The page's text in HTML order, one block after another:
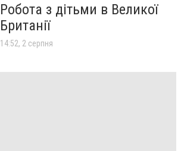
Робота з дітьми в Великої
Британії
14:52, 2 серпня